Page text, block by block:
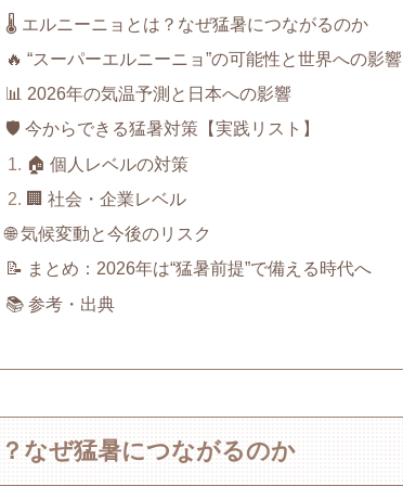
🌡️ エルニーニョとは？なぜ猛暑につながるのか
🔥 “スーパーエルニーニョ”の可能性と世界への影響
📊 2026年の気温予測と日本への影響
🛡️ 今からできる猛暑対策【実践リスト】
🏠 個人レベルの対策
🏢 社会・企業レベル
🌐 気候変動と今後のリスク
📝 まとめ：2026年は“猛暑前提”で備える時代へ
📚 参考・出典
なぜ猛暑につながるのか